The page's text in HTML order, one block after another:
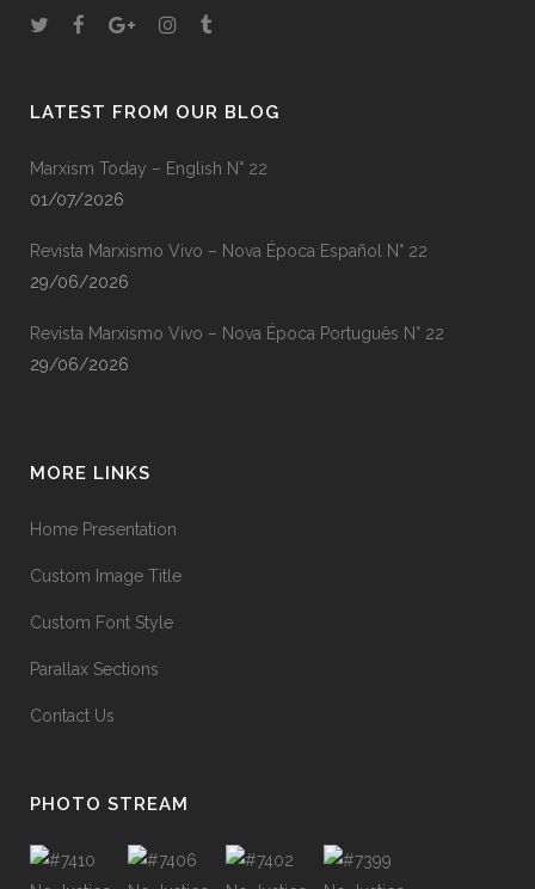
LATEST FROM OUR BLOG
Marxism Today – English N° 22
01/07/2026
Revista Marxismo Vivo – Nova Época Español N° 22
29/06/2026
Revista Marxismo Vivo – Nova Época Português N° 22
29/06/2026
MORE LINKS
Home Presentation
Custom Image Title
Custom Font Style
Parallax Sections
Contact Us
PHOTO STREAM